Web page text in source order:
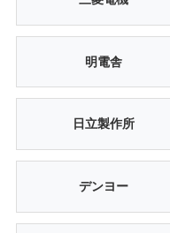
明電舎
日立製作所
デンヨー